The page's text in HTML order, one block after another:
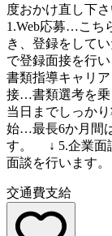
度おかけ直し下
1.Web応募…こち
き、登録をして
で登録面接を行
書類指導キャリ
接…書類選考を乗
当日までしっか
始…最長6か月間
す。 ↓ 5.企業面
面談を行います
交通費支給